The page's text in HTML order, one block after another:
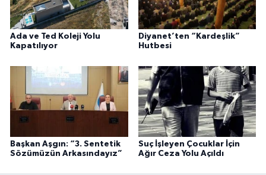
Ada ve Ted Koleji Yolu
Kapatılıyor
Diyanet’ten “Kardeşlik”
Hutbesi
Başkan Aşgın: “3. Sentetik
Sözümüzün Arkasındayız”
Suç İşleyen Çocuklar İçin
Ağır Ceza Yolu Açıldı